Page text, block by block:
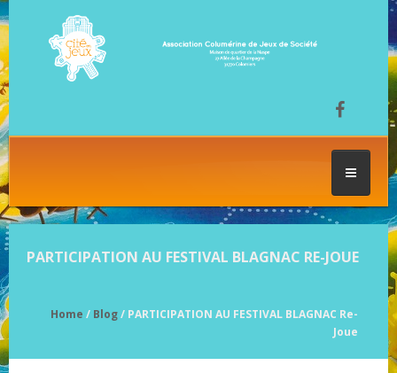
PARTICIPATION AU FESTIVAL BLAGNAC RE-JOUE
Home / Blog/ PARTICIPATION AU FESTIVAL BLAGNAC Re-
Joue